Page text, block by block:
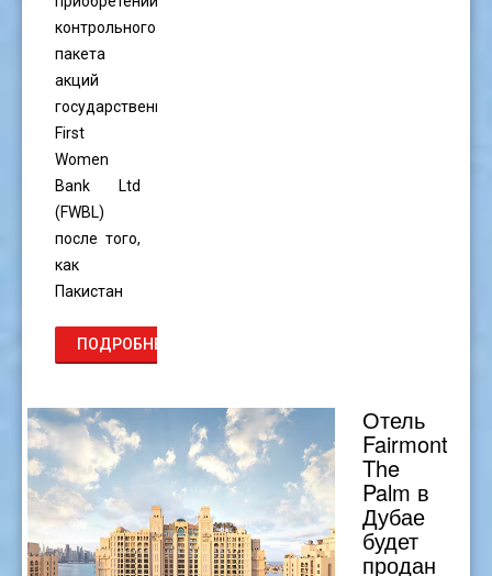
контрольного
пакета
акций
государственного
First
Women
Bank Ltd
(FWBL)
после того,
как
Пакистан
ПОДРОБНЕЕ...
Отель
Fairmont
The
Palm в
Дубае
будет
продан